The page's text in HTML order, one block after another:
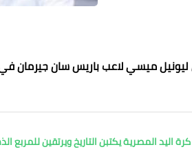
ليونيل ميسي لاعب باريس سان جيرمان
اليد المصرية يكتبن التاريخ ويرتقين للمربع